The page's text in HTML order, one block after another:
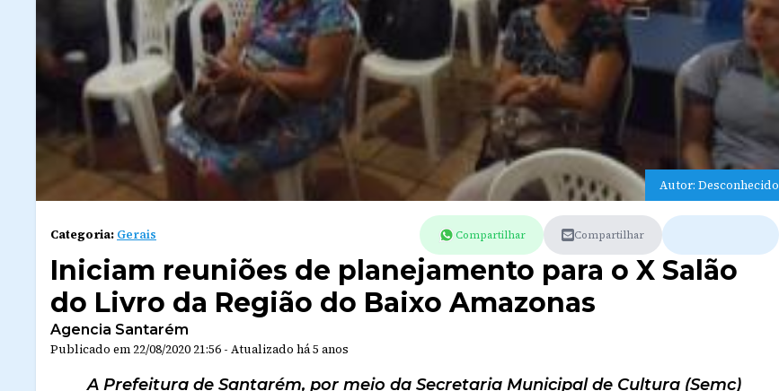
Autor: Desconhecido
Categoria: Gerais Compartilhar Compartilhar
Iniciam reuniões de planejamento para o X Salão
do Livro da Região do Baixo Amazonas
Agencia Santarém
Publicado em 22/08/2020 21:56 - Atualizado há 5 anos
A Prefeitura de Santarém, por meio da Secretaria Municipal de Cultura (Semc)